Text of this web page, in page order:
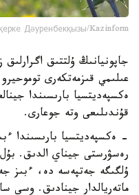
Дәуренбекқызы/Kazinform
عىلىمي قىزمەتكەرى
ەكسپەديتسيا بارىسىندا
قۇندىلىعى وتە جوعارى.
ۇلگىگە جەتپەسە دە، ءبىز
ماتەريالدار جينادىق. وسى